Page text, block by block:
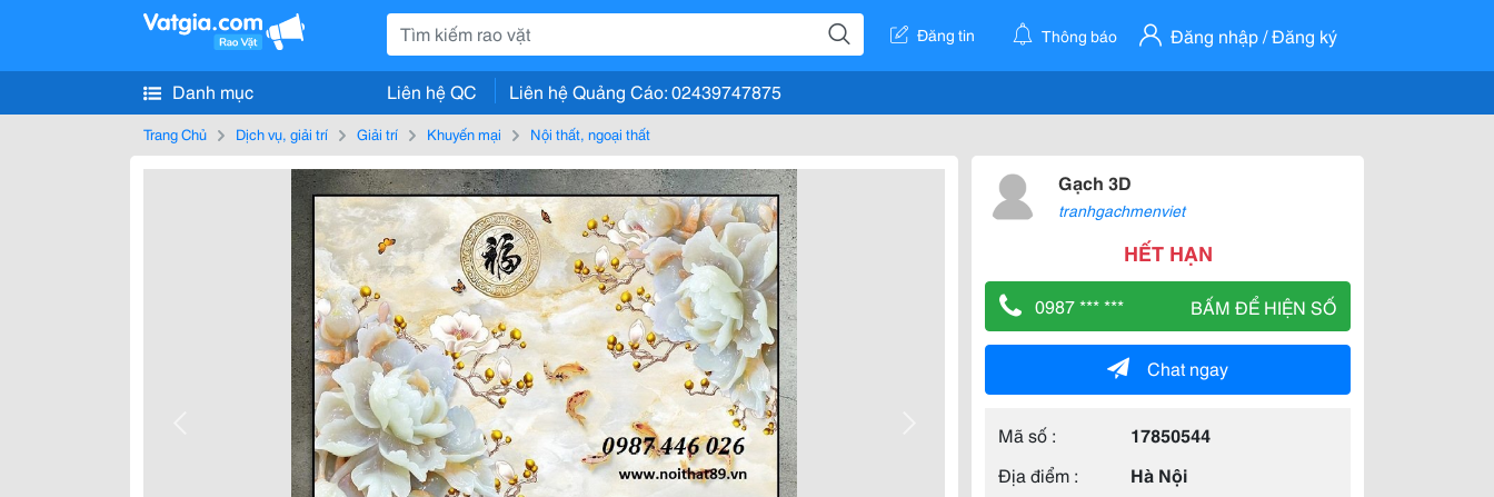
Đăng tin Thông báo Đăng nhập / Đăng ký
Danh mục Liên hệ QC Liên hệ Quảng Cáo: 02439747875
Trang Chủ Dịch vụ, giải trí Giải trí Khuyến mại Nội thất, ngoại thất
Gạch 3D
tranhgachmenviet
HẾT HẠN
0987 *** *** BẤM ĐỂ HIỆN SỐ
Chat ngay
Mã số :
17850544
Địa điểm :
Hà Nội